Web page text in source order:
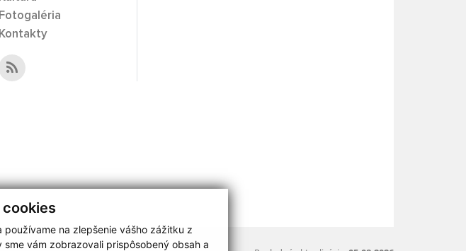
na zlepšenie vášho zážitku z
vám zobrazovali prispôsobený obsah a
Fotogaléria
Kontakty